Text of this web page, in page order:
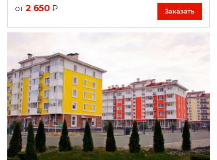
от 2 650 ₽ Заказать